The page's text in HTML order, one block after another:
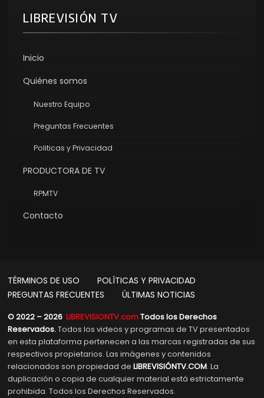
LIBREVISIÓN TV
Inicio
Quiénes somos
Nuestro Equipo
Preguntas Frecuentes
Politicas y Privacidad
PRODUCTORA DE TV
RPMTV
Contacto
TÉRMINOS DE USO
POLÍTICAS Y PRIVACIDAD
PREGUNTAS FRECUENTES
ÚLTIMAS NOTICIAS
© 2022 – 2026LIBREVISIONTV.comTodos los Derechos
Reservados.Todos los videos y programas de TV presentados
en esta plataforma pertenecen a las marcas registradas de sus
respectivos propietarios. Las imágenes y contenidos
relacionados son propiedad deLIBREVISIÓNTV.COM. La
duplicación o copia de cualquier material está estrictamente
prohibida. Todos los Derechos Reservados.